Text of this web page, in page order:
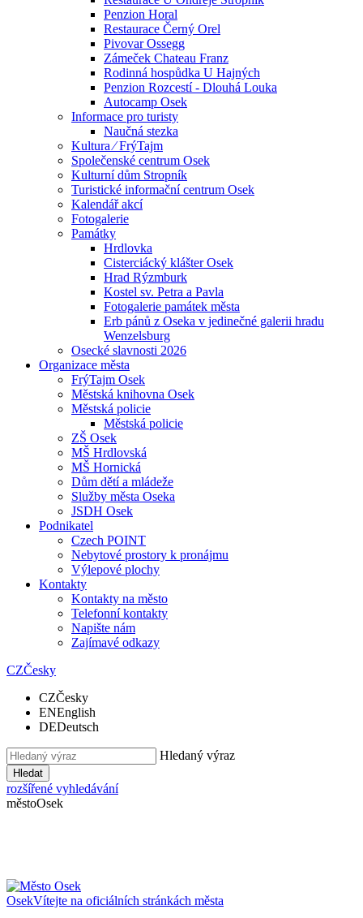
Penzion Horal
Restaurace Černý Orel
Pivovar Ossegg
Zámeček Chateau Franz
Rodinná hospůdka U Hajných
Penzion Rozcestí - Dlouhá Louka
Autocamp Osek
Informace pro turisty
Naučná stezka
Kultura ⁄ FrýTajm
Společenské centrum Osek
Kulturní dům Stropník
Turistické informační centrum Osek
Kalendář akcí
Fotogalerie
Památky
Hrdlovka
Cisterciácký klášter Osek
Hrad Rýzmburk
Kostel sv. Petra a Pavla
Fotogalerie památek města
Erb pánů z Oseka v jedinečné galerii hradu
Wenzelsburg
Osecké slavnosti 2026
Organizace města
FrýTajm Osek
Městská knihovna Osek
Městská policie
Městská policie
ZŠ Osek
MŠ Hrdlovská
MŠ Hornická
Dům dětí a mládeže
Služby města Oseka
JSDH Osek
Podnikatel
Czech POINT
Nebytové prostory k pronájmu
Výlepové plochy
Kontakty
Kontakty na město
Telefonní kontakty
Napište nám
Zajímavé odkazy
CZČesky
CZČesky
ENEnglish
DEDeutsch
Hledaný výraz
Hledat
rozšířené vyhledávání
městoOsek
OsekVítejte na oficiálních stránkách města